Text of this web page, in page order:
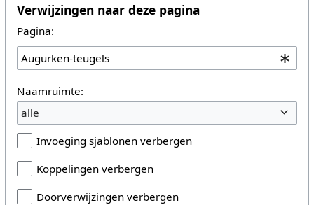
Verwijzingen naar deze pagina
Pagina:
Naamruimte:
alle
Invoeging sjablonen verbergen
Koppelingen verbergen
Doorverwijzingen verbergen